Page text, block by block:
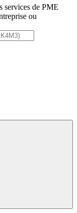
services de PME
ou